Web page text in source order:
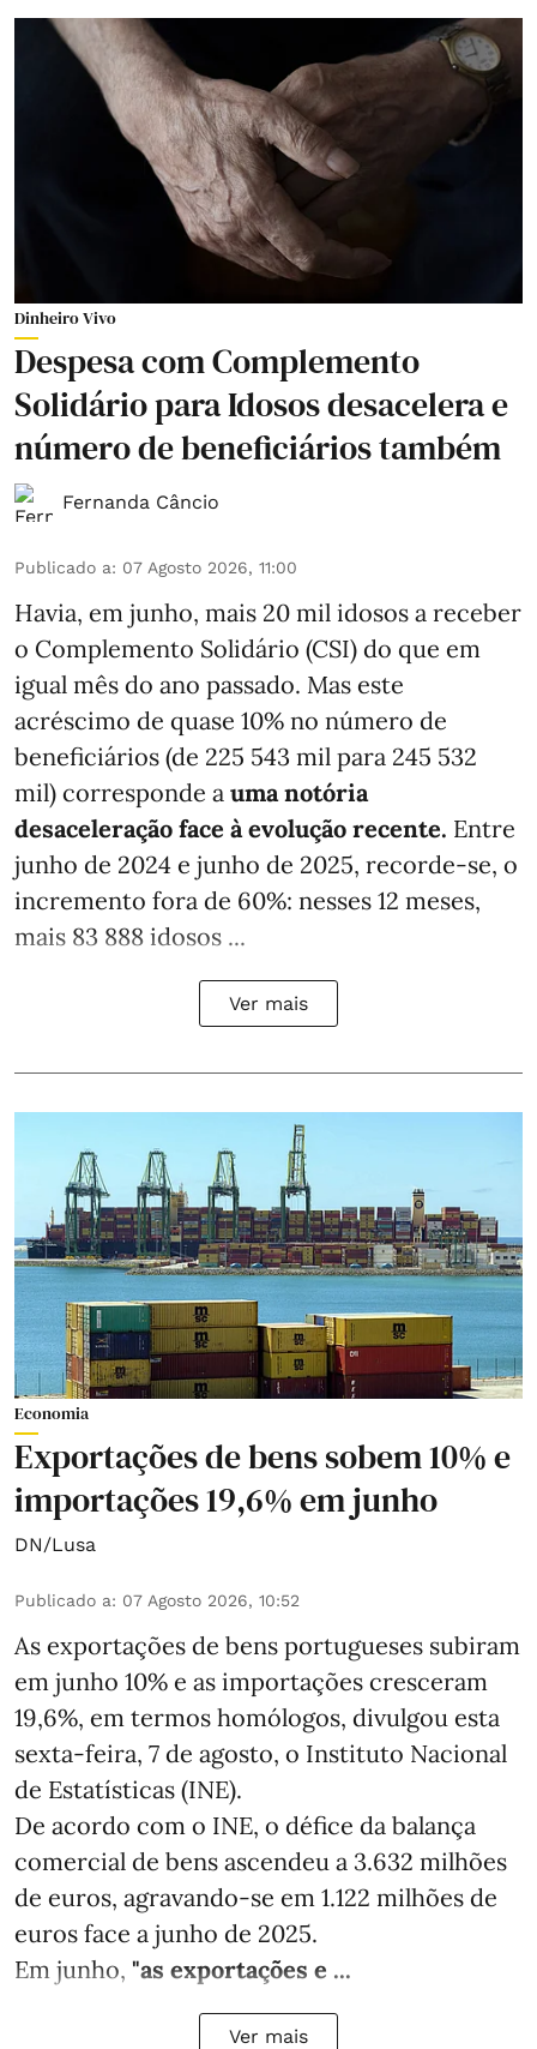
Dinheiro Vivo
Despesa com Complemento
Solidário para Idosos desacelera e
número de beneficiários também
Fernanda Câncio
Publicado a: 07 Agosto 2026, 11:00
Havia, em junho, mais 20 mil idosos a receber
o Complemento Solidário (CSI) do que em
igual mês do ano passado. Mas este
acréscimo de quase 10% no número de
beneficiários (de 225 543 mil para 245 532
mil) corresponde a uma notória
desaceleração face à evolução recente. Entre
junho de 2024 e junho de 2025, recorde-se, o
incremento fora de 60%: nesses 12 meses,
mais 83 888 idosos ...
Ver mais
Economia
Exportações de bens sobem 10% e
importações 19,6% em junho
DN/Lusa
Publicado a: 07 Agosto 2026, 10:52
As exportações de bens portugueses subiram
em junho 10% e as importações cresceram
19,6%, em termos homólogos, divulgou esta
sexta-feira, 7 de agosto, o Instituto Nacional
de Estatísticas (INE).
De acordo com o INE, o défice da balança
comercial de bens ascendeu a 3.632 milhões
de euros, agravando-se em 1.122 milhões de
euros face a junho de 2025.
Em junho, "as exportações e ...
Ver mais